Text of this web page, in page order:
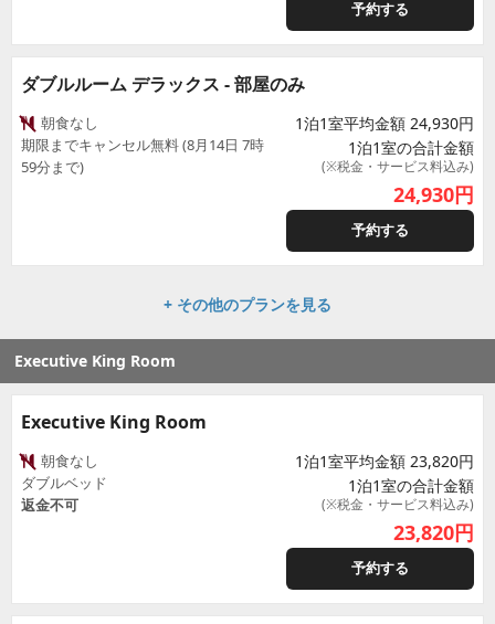
予約する
ダブルルーム デラックス - 部屋のみ
朝食なし
期限までキャンセル無料 (8月14日 7時
59分まで)
1泊1室平均金額 24,930円
1泊1室の合計金額
(※税金・サービス料込み)
24,930円
予約する
+ その他のプランを見る
Executive King Room
Executive King Room
朝食なし
ダブルベッド
返金不可
1泊1室平均金額 23,820円
1泊1室の合計金額
(※税金・サービス料込み)
23,820円
予約する